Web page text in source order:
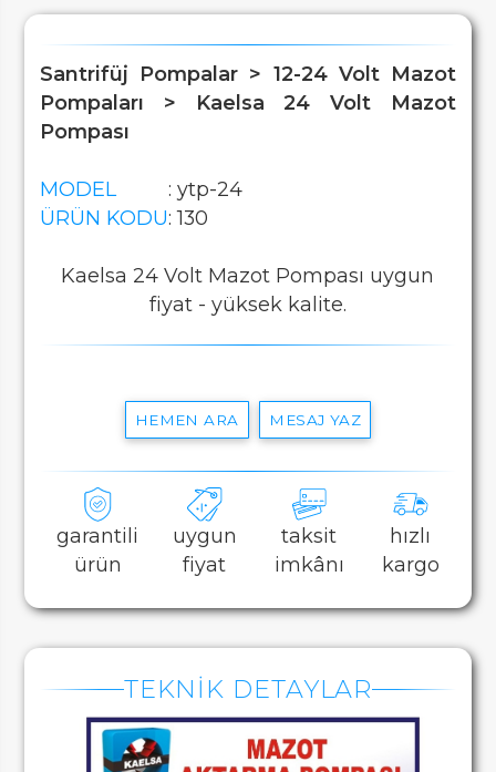
Santrifüj Pompalar > 12-24 Volt Mazot
Pompaları > Kaelsa 24 Volt Mazot
Pompası
MODEL
: ytp-24
ÜRÜN KODU: 130
Kaelsa 24 Volt Mazot Pompası uygun
fiyat - yüksek kalite.
HEMEN ARA MESAJ YAZ
garantili
ürün
uygun
fiyat
taksit
imkânı
hızlı
kargo
TEKNİK DETAYLAR